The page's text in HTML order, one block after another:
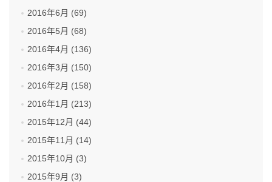
2016年6月 (69)
2016年5月 (68)
2016年4月 (136)
2016年3月 (150)
2016年2月 (158)
2016年1月 (213)
2015年12月 (44)
2015年11月 (14)
2015年10月 (3)
2015年9月 (3)